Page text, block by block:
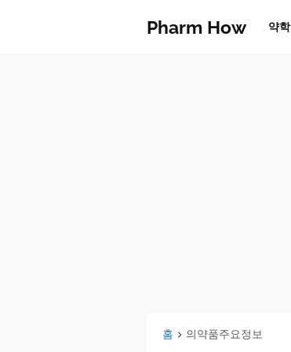
Pharm How 약학
홈 의약품주요정보